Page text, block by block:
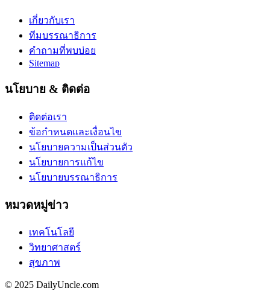
เกี่ยวกับเรา
ทีมบรรณาธิการ
คำถามที่พบบ่อย
Sitemap
นโยบาย & ติดต่อ
ติดต่อเรา
ข้อกำหนดและเงื่อนไข
นโยบายความเป็นส่วนตัว
นโยบายการแก้ไข
นโยบายบรรณาธิการ
หมวดหมู่ข่าว
เทคโนโลยี
วิทยาศาสตร์
สุขภาพ
© 2025 DailyUncle.com